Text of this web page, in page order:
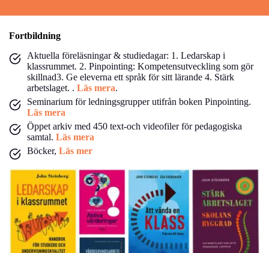
Fortbildning
Aktuella föreläsningar & studiedagar: 1. Ledarskap i
klassrummet. 2. Pinpointing: Kompetensutveckling som gör
skillnad3. Ge eleverna ett språk för sitt lärande 4. Stärk
arbetslaget. . Läs mera.
Seminarium för ledningsgrupper utifrån boken Pinpointing.
Läs mera
Öppet arkiv med 450 text-och videofiler för pedagogiska
samtal. Läs mera
Böcker, Läs mer